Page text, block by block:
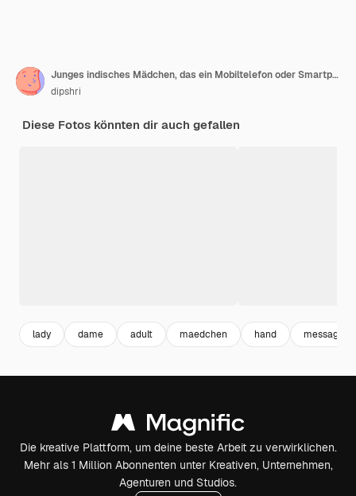
Junges indisches Mädchen, das ein Mobiltelefon oder Smartphone lokalisiert auf einem Weiß verwendet
dipshri
Diese Fotos könnten dir auch gefallen
lady dame adult maedchen hand message
Die kreative Plattform, um deine beste Arbeit zu verwirklichen.
Mehr als 1 Million Abonnenten unter Kreativen, Unternehmen,
Agenturen und Studios.